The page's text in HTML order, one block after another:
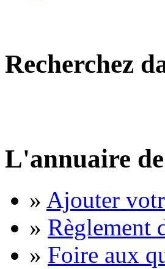
Recherchez
L'annuaire
» Ajouter
» Règlement
» Foire aux